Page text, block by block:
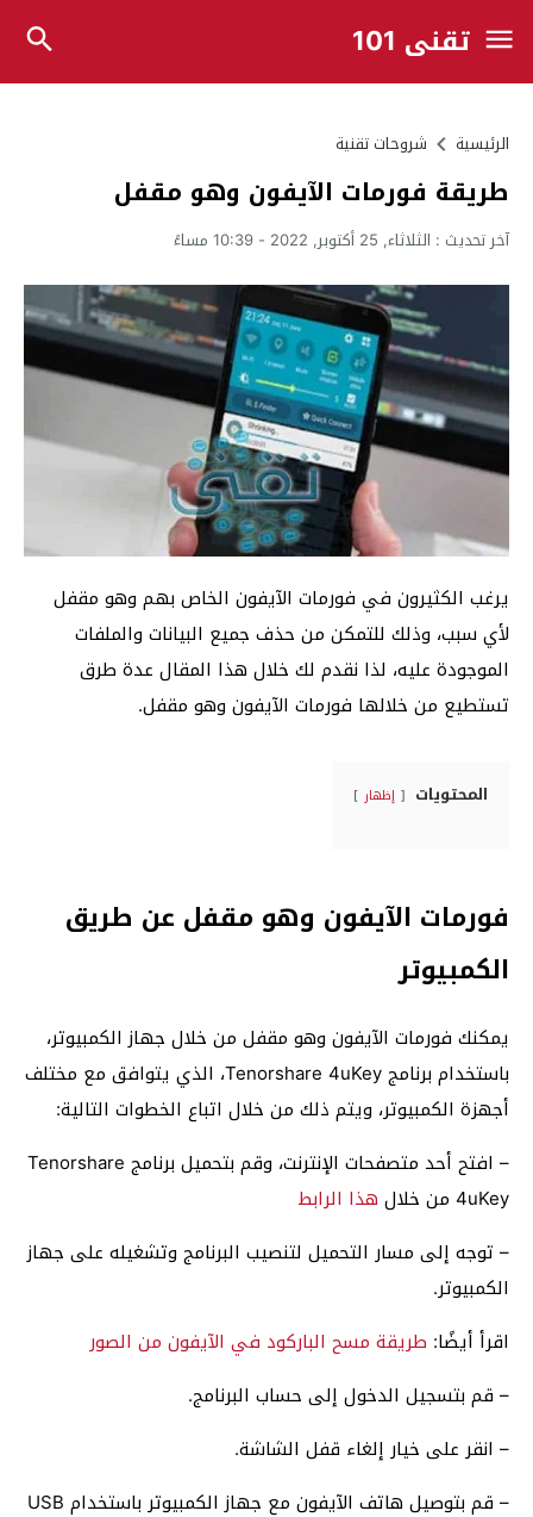
تقني 101
الرئيسية شروحات تقنية
طريقة فورمات الآيفون وهو مقفل
آخر تحديث : الثلاثاء, 25 أكتوبر, 2022 - 10:39 مساءً
يرغب الكثيرون في فورمات الآيفون الخاص بهم وهو مقفل
لأي سبب، وذلك للتمكن من حذف جميع البيانات والملفات
الموجودة عليه، لذا نقدم لك خلال هذا المقال عدة طرق
تستطيع من خلالها فورمات الآيفون وهو مقفل.
المحتويات إظهار
فورمات الآيفون وهو مقفل عن طريق
الكمبيوتر
يمكنك فورمات الآيفون وهو مقفل من خلال جهاز الكمبيوتر،
باستخدام برنامج Tenorshare 4uKey، الذي يتوافق مع مختلف
أجهزة الكمبيوتر، ويتم ذلك من خلال اتباع الخطوات التالية:
– افتح أحد متصفحات الإنترنت، وقم بتحميل برنامج Tenorshare
4uKey من خلال
هذا الرابط
– توجه إلى مسار التحميل لتنصيب البرنامج وتشغيله على جهاز
الكمبيوتر.
اقرأ أيضًا: طريقة مسح الباركود في الآيفون من الصور
– قم بتسجيل الدخول إلى حساب البرنامج.
– انقر على خيار إلغاء قفل الشاشة.
– قم بتوصيل هاتف الآيفون مع جهاز الكمبيوتر باستخدام USB